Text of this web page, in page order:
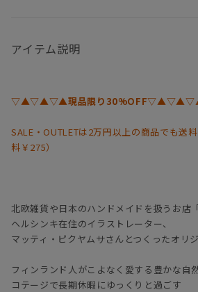
アイテム説明
▽▲▽▲▽▲現品限り
SALE・OUTLETは2万円以上の商品でも送
料￥275）
北欧雑貨や日本のハンドメイドを扱うお店
ヘルシンキ在住のイラストレーター、
マッティ・ピクヤムサさんとつくったオリ
フィンランド人がこよなく愛する豊かな自然
コテージで長期休暇にゆっくりと過ごす